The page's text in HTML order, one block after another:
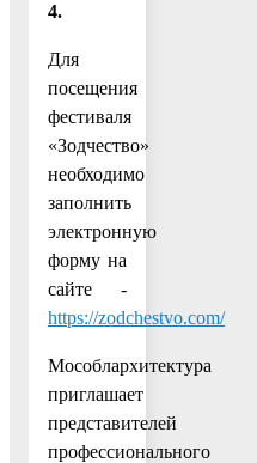
4.
Для
посещения
фестиваля
«Зодчество»
необходимо
заполнить
электронную
форму на
сайте -
https://zodchestvo.com/
Мособлархитектура
приглашает
представителей
профессионального